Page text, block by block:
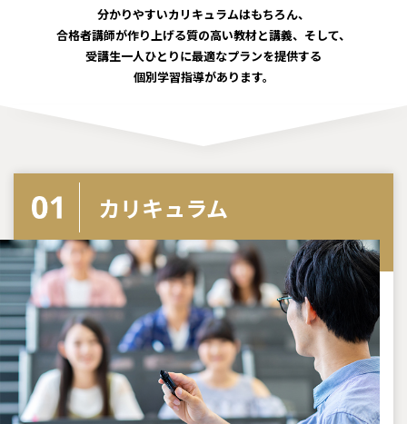
分かりやすいカリキュラムはもちろん、
合格者講師が作り上げる質の高い教材と講義、そして、
受講生一人ひとりに最適なプランを提供する
個別学習指導があります。
カリキュラム